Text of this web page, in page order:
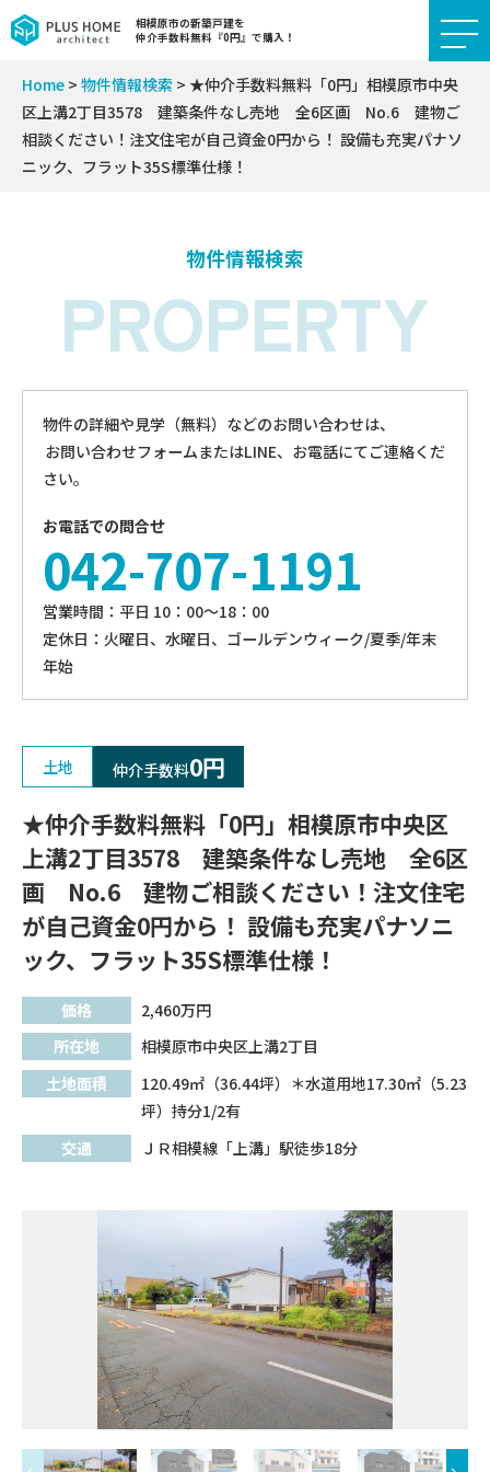
相模原市の新築戸建を
仲介手数料無料『0円』で購入！
Home > 物件情報検索 > ★仲介手数料無料「0円」相模原市中央
区上溝2丁目3578 建築条件なし売地 全6区画 No.6 建物ご
相談ください！注文住宅が自己資金0円から！ 設備も充実パナソ
ニック、フラット35S標準仕様！
物件情報検索
PROPERTY
物件の詳細や見学（無料）などのお問い合わせは、
お問い合わせフォームまたはLINE、お電話にてご連絡くだ
さい。
お電話での問合せ
042-707-1191
営業時間：平⽇ 10：00〜18：00
定休⽇：火曜日、⽔曜⽇、ゴールデンウィーク/夏季/年末
年始
土地 仲介手数料0円
★仲介手数料無料「0円」相模原市中央区
上溝2丁目3578 建築条件なし売地 全6区
画 No.6 建物ご相談ください！注文住宅
が自己資金0円から！ 設備も充実パナソニ
ック、フラット35S標準仕様！
価格 2,460万円
所在地
相模原市中央区上溝2丁目
土地面積
120.49㎡（36.44坪）＊水道用地17.30㎡（5.23
坪）持分1/2有
交通
ＪＲ相模線「上溝」駅徒歩18分